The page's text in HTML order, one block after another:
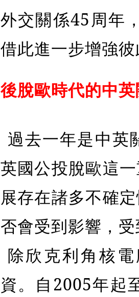
外交關係45周年
借此進一步增強
後脫歐時代的中
過去一年是中英
英國公投脫歐這
展存在諸多不確
否會受到影響，
除欣克利角核
資。自2005年起